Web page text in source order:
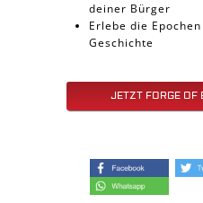
deiner Bürger
Erlebe die
Geschichte
JETZT FORGE OF